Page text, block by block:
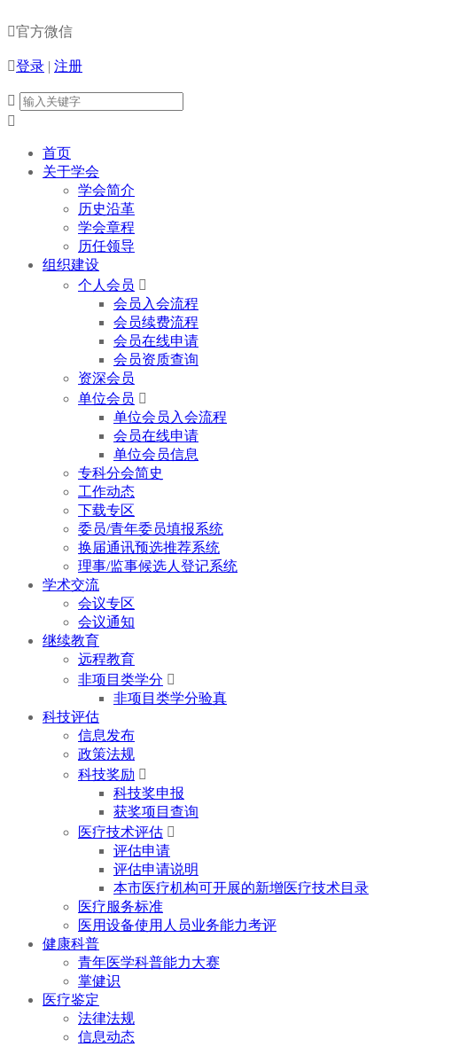
官方微信
登录 | 注册


首页
关于学会
学会简介
历史沿革
学会章程
历任领导
组织建设
个人会员 
会员入会流程
会员续费流程
会员在线申请
会员资质查询
资深会员
单位会员 
单位会员入会流程
会员在线申请
单位会员信息
专科分会简史
工作动态
下载专区
委员/青年委员填报系统
换届通讯预选推荐系统
理事/监事候选人登记系统
学术交流
会议专区
会议通知
继续教育
远程教育
非项目类学分 
非项目类学分验真
科技评估
信息发布
政策法规
科技奖励 
科技奖申报
获奖项目查询
医疗技术评估 
评估申请
评估申请说明
本市医疗机构可开展的新增医疗技术目录
医疗服务标准
医用设备使用人员业务能力考评
健康科普
青年医学科普能力大赛
掌健识
医疗鉴定
法律法规
信息动态